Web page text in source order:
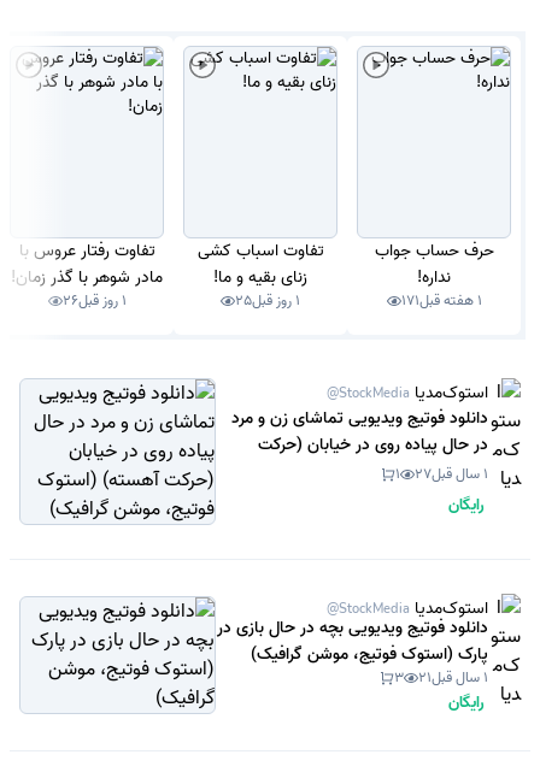
حرف حساب جواب
نداره!
1 هفته قبل 171
تفاوت اسباب کشی
زنای بقیه و ما!
1 روز قبل 25
تفاوت رفتار عروس با
مادر شوهر با گذر زمان!
1 روز قبل 26
استوک‌مدیا @StockMedia
دانلود فوتیج ویدیویی تماشای زن و مرد
در حال پیاده روی در خیابان (حرکت
آهسته) (استوک فوتیج، موشن گرافیک)1 سال قبل 27
1
رایگان
استوک‌مدیا @StockMedia
دانلود فوتیج ویدیویی بچه در حال بازی در
پارک (استوک فوتیج، موشن گرافیک)
1 سال قبل 21
3
رایگان